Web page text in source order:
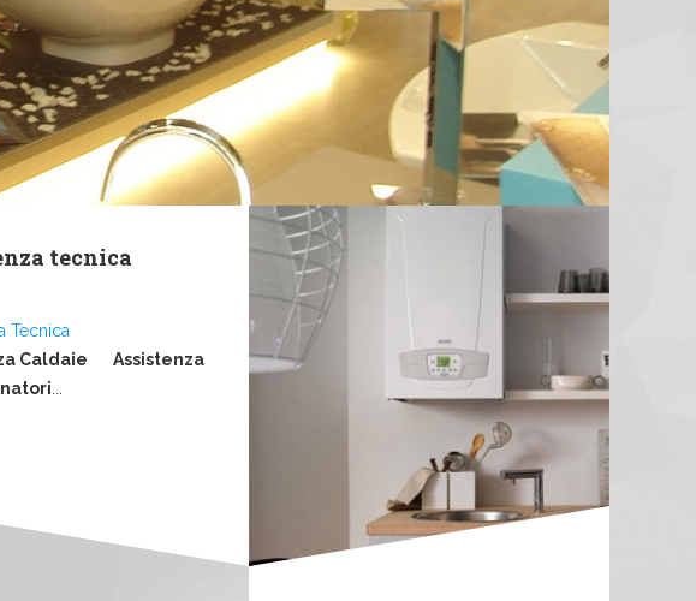
tecnica
Tecnica
Caldaie
Assistenza
...